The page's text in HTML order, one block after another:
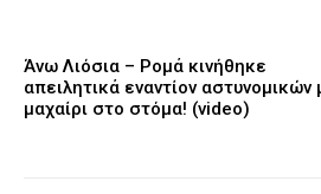
Άνω Λιόσια – Ρομά κινήθηκε
απειλητικά εναντίον αστυνομικών
μαχαίρι στο στόμα! (video)